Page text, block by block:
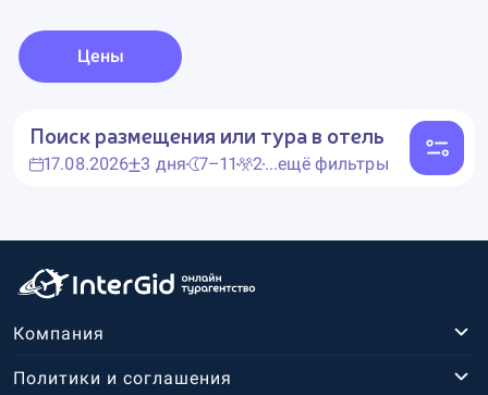
Цены
Поиск размещения или тура в отель
17.08.2026 3 дня 7–11 2...ещё фильтры
Компания
Политики и соглашения